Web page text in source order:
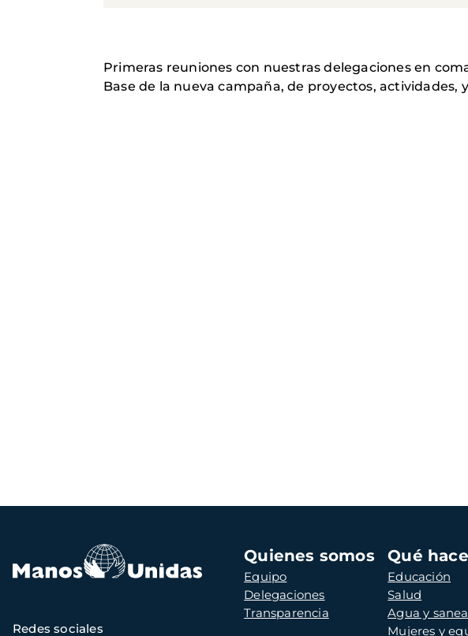
Primeras reuniones con nuestras delegaciones en
Base de la nueva campaña, de proyectos,
Navegación
principal
Quienes somos
Equipo
Delegaciones
Transparencia
Qué
Educación
Salud
Agua y
Mujeres y
Redes sociales